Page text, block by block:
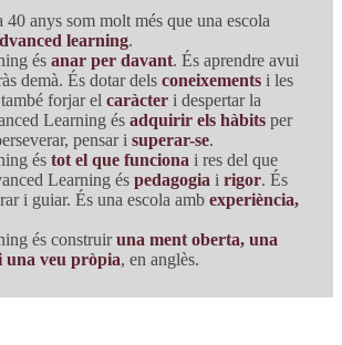
40 anys som molt més que una escola
learning.
és anar per davant. És aprendre avui
demà. És dotar dels coneixements i les
forjar el caràcter i despertar la
Learning és adquirir els hàbits per
pensar i superar-se.
és tot el que funciona i res del que
Learning és pedagogia i rigor. És
i guiar. És una escola amb experiència,
és construiruna ment oberta, una
veu pròpia, en anglès.